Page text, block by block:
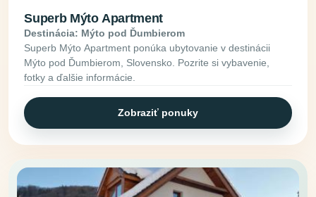
Superb Mýto Apartment
Destinácia: Mýto pod Ďumbierom
Superb Mýto Apartment ponúka ubytovanie v destinácii
Mýto pod Ďumbierom, Slovensko. Pozrite si vybavenie,
fotky a ďalšie informácie.
Zobraziť ponuky